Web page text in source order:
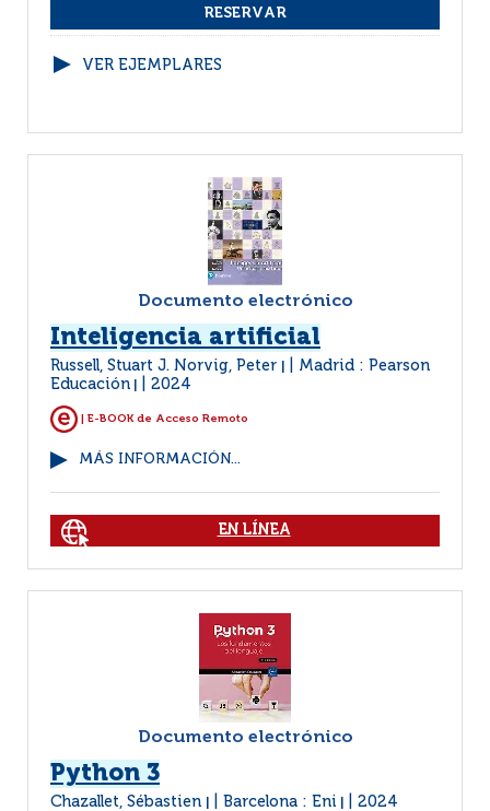
VER EJEMPLARES
Documento electrónico
Inteligencia artificial
Russell, Stuart J. Norvig, Peter
Madrid : Pearson
Educación
2024
| E-BOOK de Acceso Remoto
MÁS INFORMACIÓN...
EN LÍNEA
Documento electrónico
Python 3
Chazallet, Sébastien Barcelona : Eni 2024